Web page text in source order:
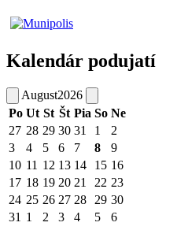
Kalendár podujatí
August2026
Po Ut St Št Pia So Ne
27 28 29 30 31 1
2
3
4 5 6 7 8
9
10 11 12 13 14 15 16
17 18 19 20 21 22 23
24 25 26 27 28 29 30
31 1 2 3 4 5 6